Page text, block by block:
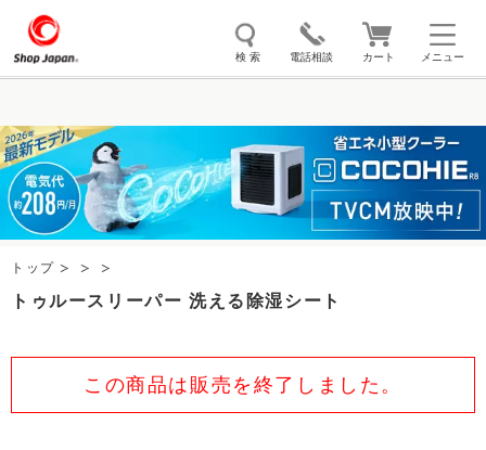
メニュー
検 索 電話相談 カート
トゥルースリーパー ここひえ 枕
掃除機 クッキングプロ 補聴器 マイキュット
エアコン オーラルスマイル
トップ
トゥルースリーパー 洗える除湿シート
この商品は販売を終了しました。